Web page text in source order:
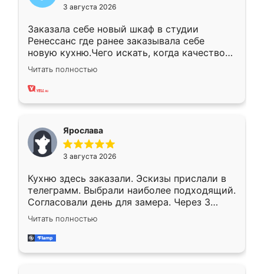
3 августа 2026
Заказала себе новый шкаф в студии
Ренессанс где ранее заказывала себе
новую кухню.Чего искать, когда качеством
вполне довольна. Служит кухня уже почти
два года, нареканий нет.
Читать полностью
Ярослава
3 августа 2026
Кухню здесь заказали. Эскизы прислали в
телеграмм. Выбрали наиболее подходящий.
Согласовали день для замера. Через 3
недели кухня была уже готова. Остались
довольны работой. Спасибо Ренессанс
мебель за качественную работу!
Читать полностью